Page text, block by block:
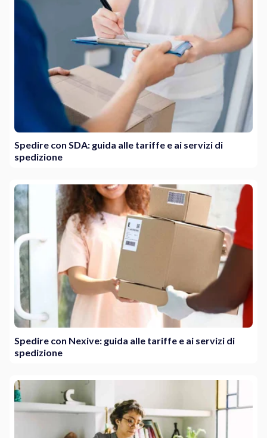
Spedire con SDA: guida alle tariffe e ai servizi di
spedizione
Spedire con Nexive: guida alle tariffe e ai servizi di
spedizione